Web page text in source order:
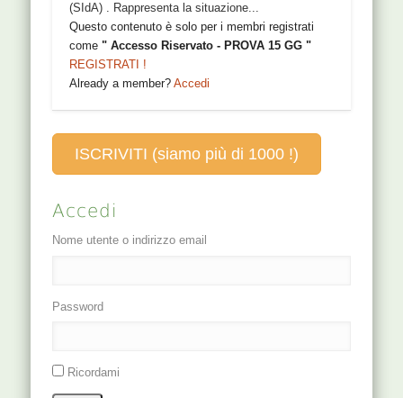
(SIdA) . Rappresenta la situazione...
Questo contenuto è solo per i membri registrati
come" Accesso Riservato - PROVA 15 GG "
REGISTRATI !
Already a member?Accedi
ISCRIVITI (siamo più di 1000 !)
Accedi
Nome utente o indirizzo email
Password
Ricordami